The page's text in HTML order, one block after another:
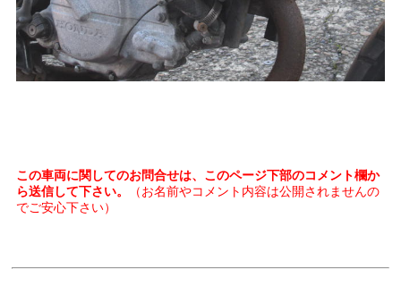
この車両に関してのお問合せは、このページ下部のコメント欄か
ら送信して下さい。
（お名前やコメント内容は公開されませんの
でご安心下さい）